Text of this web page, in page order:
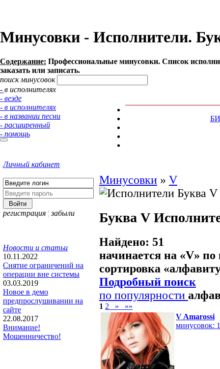
Минусовки - Исполнители.
Содержание: Профессиональные минусовки. Список
заказать или записать.
поиск минусовок
- в исполнителях
- везде
- в исполнителях
- в названии песни
- расширенный
- помощь
Личный кабинет
регистрация ¦ забыли
Новости и статьи
10.11.2022
Снятие ограничений на
операции вне системы
03.03.2019
Новое в демо
предпрослушивании на
сайте
22.08.2017
Внимание!
Мошенничество!
Минусовки » V
Буква V
Найдено: 51
начинается на «V» по
сортировка «
Подробный поиск
по популярности
1 2 »
»»
V Amarossi
минусовок: 1